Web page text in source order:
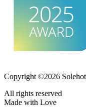
Copyright ©2026
All rights reserved
Made with Love